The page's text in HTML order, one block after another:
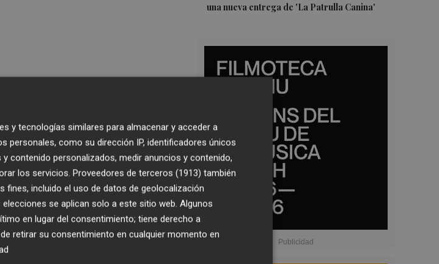
una nueva entrega de 'La Patrulla Canina'
y tecnologías similares para almacenar y acceder a
personales, como su dirección IP, identificadores únicos
contenido personalizados, medir anuncios y contenido,
los servicios. Proveedores de terceros (1913) también
incluido el uso de datos de geolocalización
se aplican solo a este sitio web. Algunos
en lugar del consentimiento; tiene derecho a
retirar su consentimiento en cualquier momento en